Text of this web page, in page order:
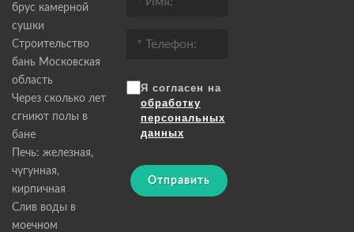
брус камерной
сушки
Строительство
бань Московская
область
Через сколько лет
сгниют полы в
бане
Печь: железная,
чугунная,
кирпичная
Слив воды в
моечном
Я согласен на
обработку
персональных
данных
Отправить